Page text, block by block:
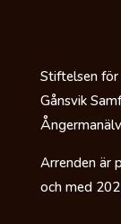
Stiftelsen
Gånsvik
Arrenden är
och med